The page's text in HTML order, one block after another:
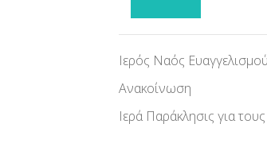
Ιερός Ναός
Ανακοίνωση
Ιερά Παράκλησις για